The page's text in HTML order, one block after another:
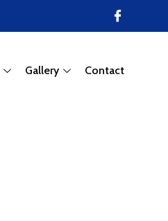
Gallery Contact